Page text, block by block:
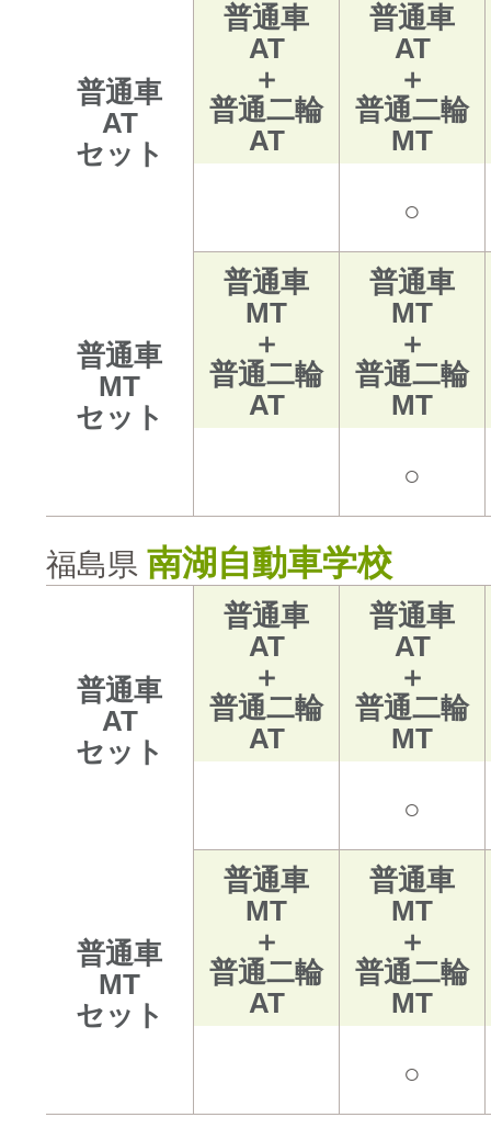
普通車
AT
セット
普通車
AT
＋
普通二輪
AT
普通車
AT
＋
普通二輪
MT
○
普通車
MT
セット
普通車
MT
＋
普通二輪
AT
普通車
MT
＋
普通二輪
MT
○
福島県 南湖自動車学校
普通車
AT
セット
普通車
AT
＋
普通二輪
AT
普通車
AT
＋
普通二輪
MT
○
普通車
MT
セット
普通車
MT
＋
普通二輪
AT
普通車
MT
＋
普通二輪
MT
○